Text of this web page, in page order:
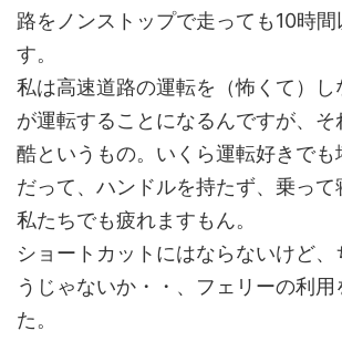
路をノンストップで走っても10時間
す。
私は高速道路の運転を（怖くて）し
が運転することになるんですが、そ
酷というもの。いくら運転好きでも
だって、ハンドルを持たず、乗って
私たちでも疲れますもん。
ショートカットにはならないけど、
うじゃないか・・、フェリーの利用
た。